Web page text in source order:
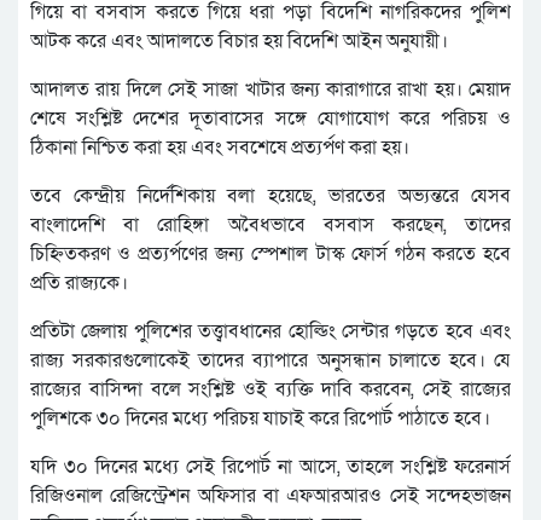
গিয়ে বা বসবাস করতে গিয়ে ধরা পড়া বিদেশি নাগরিকদের পুলিশ
আটক করে এবং আদালতে বিচার হয় বিদেশি আইন অনুযায়ী।
আদালত রায় দিলে সেই সাজা খাটার জন্য কারাগারে রাখা হয়। মেয়াদ
শেষে সংশ্লিষ্ট দেশের দূতাবাসের সঙ্গে যোগাযোগ করে পরিচয় ও
ঠিকানা নিশ্চিত করা হয় এবং সবশেষে প্রত্যর্পণ করা হয়।
তবে কেন্দ্রীয় নির্দেশিকায় বলা হয়েছে, ভারতের অভ্যন্তরে যেসব
বাংলাদেশি বা রোহিঙ্গা অবৈধভাবে বসবাস করছেন, তাদের
চিহ্নিতকরণ ও প্রত্যর্পণের জন্য স্পেশাল টাস্ক ফোর্স গঠন করতে হবে
প্রতি রাজ্যকে।
প্রতিটা জেলায় পুলিশের তত্ত্বাবধানের হোল্ডিং সেন্টার গড়তে হবে এবং
রাজ্য সরকারগুলোকেই তাদের ব্যাপারে অনুসন্ধান চালাতে হবে। যে
রাজ্যের বাসিন্দা বলে সংশ্লিষ্ট ওই ব্যক্তি দাবি করবেন, সেই রাজ্যের
পুলিশকে ৩০ দিনের মধ্যে পরিচয় যাচাই করে রিপোর্ট পাঠাতে হবে।
যদি ৩০ দিনের মধ্যে সেই রিপোর্ট না আসে, তাহলে সংশ্লিষ্ট ফরেনার্স
রিজিওনাল রেজিস্ট্রেশন অফিসার বা এফআরআরও সেই সন্দেহভাজন